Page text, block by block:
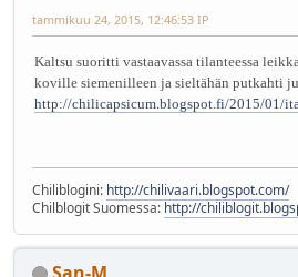
tammikuu 24, 2015, 12:46:53 IP
Kaltsu suoritti vastaavassa tilanteessa
koville siemenilleen ja sieltähän putkahti
http://chilicapsicum.blogspot.fi/2015/01/
Chiliblogini: http://chilivaari.blogspot.com/
Chilblogit Suomessa: http://